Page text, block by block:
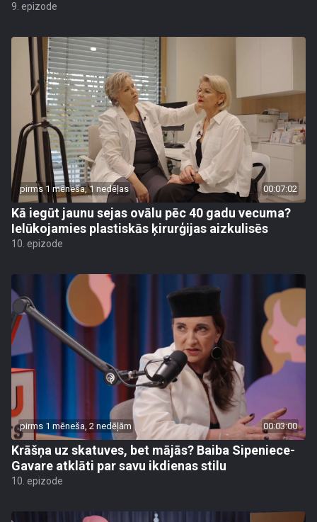
9. epizode
pirms 1 mēneša, 1 nedēļas 00:07:02
Kā iegūt jaunu sejas ovālu pēc 40 gadu vecuma?
Ielūkojamies plastiskās ķirurģijas aizkulisēs
10. epizode
pirms 1 mēneša, 2 nedēļām 00:03:00
Krāšņa uz skatuves, bet mājās? Baiba Sipeniece-
Gavare atklāti par savu ikdienas stilu
10. epizode